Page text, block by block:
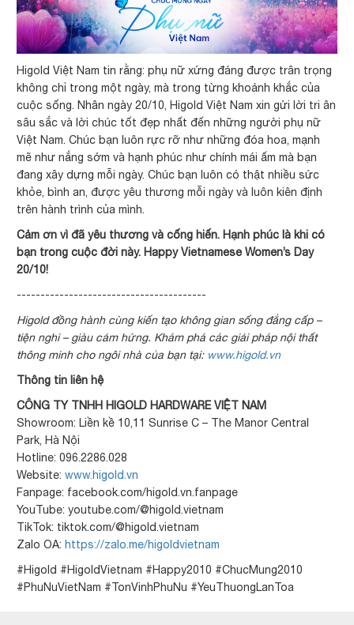
Higold Việt Nam tin rằng: phụ nữ xứng đáng được trân trọng
không chỉ trong một ngày, mà trong từng khoảnh khắc của
cuộc sống. Nhân ngày 20/10, Higold Việt Nam xin gửi lời tri ân
sâu sắc và lời chúc tốt đẹp nhất đến những người phụ nữ
Việt Nam. Chúc bạn luôn rực rỡ như những đóa hoa, mạnh
mẽ như nắng sớm và hạnh phúc như chính mái ấm mà bạn
đang xây dựng mỗi ngày. Chúc bạn luôn có thật nhiều sức
khỏe, bình an, được yêu thương mỗi ngày và luôn kiên định
trên hành trình của mình.
Cảm ơn vì đã yêu thương và cống hiến. Hạnh phúc là khi có
bạn trong cuộc đời này. Happy Vietnamese Women’s Day
20/10!
----------------------------------------
Higold đồng hành cùng kiến tạo không gian sống đẳng cấp –
tiện nghi – giàu cảm hứng. Khám phá các giải pháp nội thất
thông minh cho ngôi nhà của bạn tại: www.higold.vn
Thông tin liên hệ
CÔNG TY TNHH HIGOLD HARDWARE VIỆT NAM
Showroom: Liền kề 10,11 Sunrise C – The Manor Central
Park, Hà Nội
Hotline: 096.2286.028
Website:www.higold.vn
Fanpage: facebook.com/higold.vn.fanpage
YouTube: youtube.com/@higold.vietnam
TikTok: tiktok.com/@higold.vietnam
Zalo OA: https://zalo.me/higoldvietnam
#Higold #HigoldVietnam #Happy2010 #ChucMung2010
#PhuNuVietNam #TonVinhPhuNu #YeuThuongLanToa